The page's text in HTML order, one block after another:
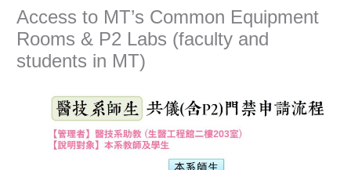
Access to MT’s Common Equipment
Rooms & P2 Labs (faculty and
students in MT)